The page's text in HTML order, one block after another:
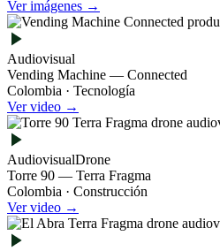
Ver imágenes →
Audiovisual
Vending Machine — Connected
Colombia · Tecnología
Ver video →
AudiovisualDrone
Torre 90 — Terra Fragma
Colombia · Construcción
Ver video →